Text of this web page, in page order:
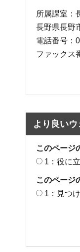
所属課室：
長野県長野
電話番号：
ファックス
より良い
このページ
1：役に
このページ
1：見つ